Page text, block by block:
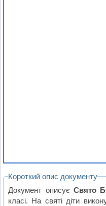
Короткий опис документу
Документ описуєСвято
класі. На святі діти